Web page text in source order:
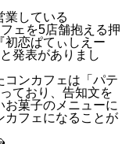
業している
ェを5店舗抱える押
初恋ぱてぃしえー
発表がありまし
コンカフェは「パテ
ており、告知文を
お菓子のメニューに
カフェになることが